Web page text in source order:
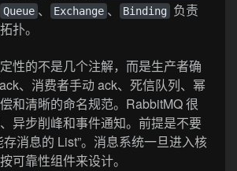
Queue 、 Exchange 、 Binding
负责
扑。
性的不是几个注解，而是生产者确
、消费者手动 ack、死信队列、幂
和清晰的命名规范。RabbitMQ 很
异步削峰和事件通知。前提是不要
消息的 List”。消息系统一旦进入核
可靠性组件来设计。